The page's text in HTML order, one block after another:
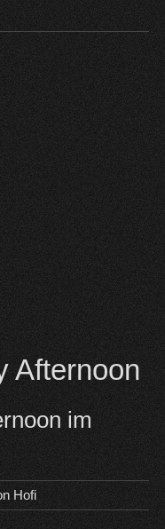
Afternoon
im
Hofi